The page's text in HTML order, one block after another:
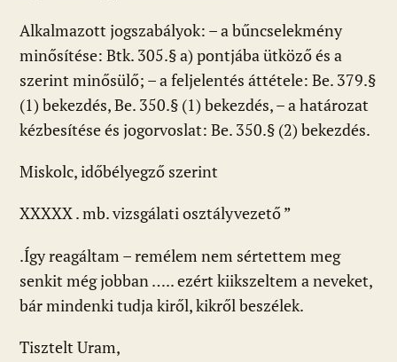
Alkalmazott jogszabályok: – a bűncselekmény
minősítése: Btk. 305.§ a) pontjába ütköző és a
szerint minősülő; – a feljelentés áttétele: Be. 379.§
(1) bekezdés, Be. 350.§ (1) bekezdés, – a határozat
kézbesítése és jogorvoslat: Be. 350.§ (2) bekezdés.
Miskolc, időbélyegző szerint
XXXXX . mb. vizsgálati osztályvezető ”
.Így reagáltam – remélem nem sértettem meg
senkit még jobban ….. ezért kiikszeltem a neveket,
bár mindenki tudja kiről, kikről beszélek.
Tisztelt Uram,